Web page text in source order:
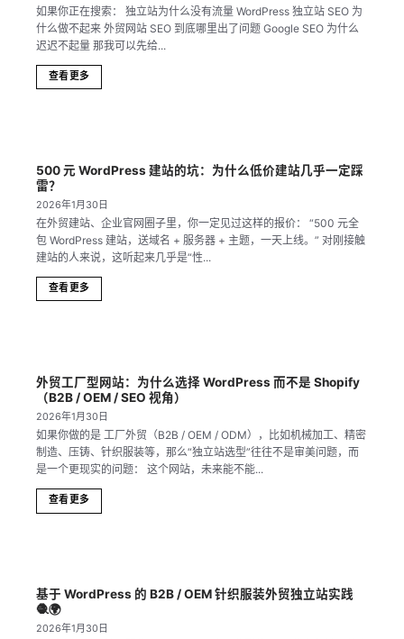
如果你正在搜索： 独立站为什么没有流量 WordPress 独立站 SEO 为
什么做不起来 外贸网站 SEO 到底哪里出了问题 Google SEO 为什么
迟迟不起量 那我可以先给...
查看更多
500 元 WordPress 建站的坑：为什么低价建站几乎一定踩
雷？
2026年1月30日
在外贸建站、企业官网圈子里，你一定见过这样的报价： “500 元全
包 WordPress 建站，送域名 + 服务器 + 主题，一天上线。” 对刚接触
建站的人来说，这听起来几乎是“性...
查看更多
外贸工厂型网站：为什么选择 WordPress 而不是 Shopify
（B2B / OEM / SEO 视角）
2026年1月30日
如果你做的是 工厂外贸（B2B / OEM / ODM），比如机械加工、精密
制造、压铸、针织服装等，那么“独立站选型”往往不是审美问题，而
是一个更现实的问题： 这个网站，未来能不能...
查看更多
基于 WordPress 的 B2B / OEM 针织服装外贸独立站实践
🧶🌍
2026年1月30日